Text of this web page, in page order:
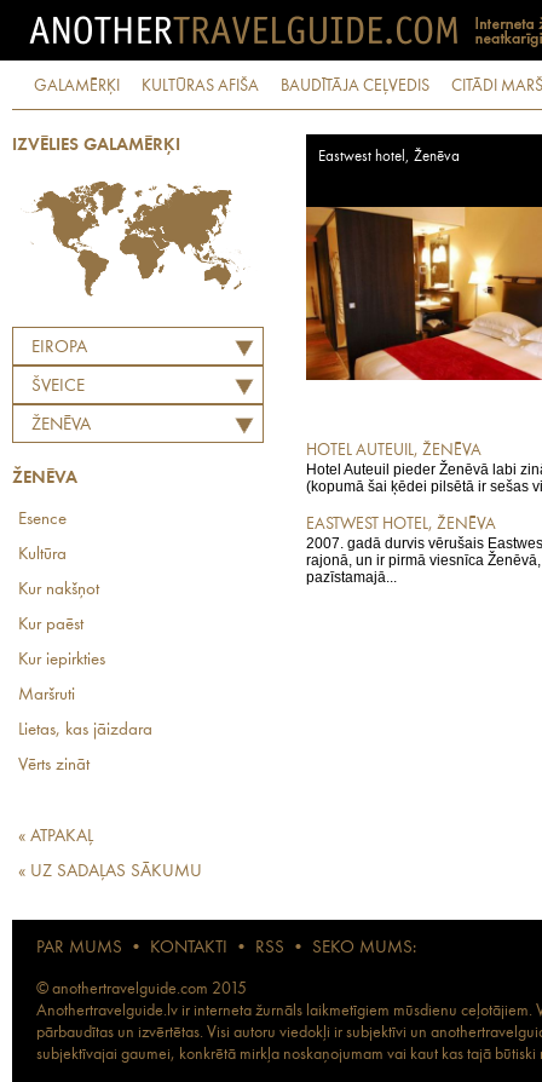
GALAMĒRĶI KULTŪRAS AFIŠA BAUDĪTĀJA CEĻVEDIS CITĀDI
IZVĒLIES GALAMĒRĶI
EIROPA
ŠVEICE
ŽENĒVA
ŽENĒVA
Esence
Kultūra
Kur nakšņot
Kur paēst
Kur iepirkties
Maršruti
Lietas, kas jāizdara
Vērts zināt
« ATPAKAĻ
« UZ SADAĻAS SĀKUMU
Eastwest hotel, Ženēva
HOTEL AUTEUIL, ŽENĒVA
Hotel Auteuil pieder Ženēvā labi
(kopumā šai ķēdei pilsētā ir sešas
EASTWEST HOTEL, ŽENĒVA
2007. gadā durvis vērušais
rajonā, un ir pirmā viesnīca
pazīstamajā...
PAR MUMS • KONTAKTI • RSS • SEKO MUMS:
© anothertravelguide.com 2015
Anothertravelguide.lv ir interneta žurnāls laikmetīgiem mūsdienu
pārbaudītas un izvērtētas. Visi autoru viedokļi ir subjektīvi un
subjektīvajai gaumei, konkrētā mirkļa noskaņojumam vai kaut kas tajā